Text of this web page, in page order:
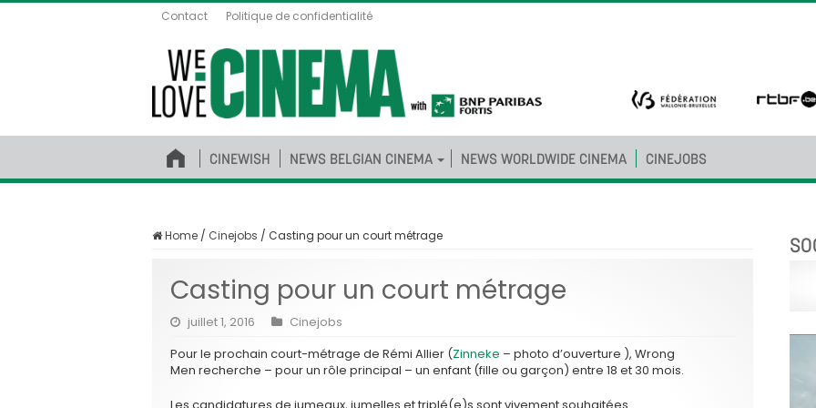
Contact Politique de confidentialité
CINEWISH NEWS BELGIAN CINEMA NEWS WORLDWIDE CINEMA CINEJOBS
Home / Cinejobs / Casting pour un court métrage
Casting pour un court métrage
juillet 1, 2016
Cinejobs
Pour le prochain court-métrage de Rémi Allier (Zinneke – photo d’ouverture ), Wrong
Men recherche – pour un rôle principal – un enfant (fille ou garçon) entre 18 et 30 mois.
Les candidatures de jumeaux, jumelles et triplé(e)s sont vivement souhaitées.